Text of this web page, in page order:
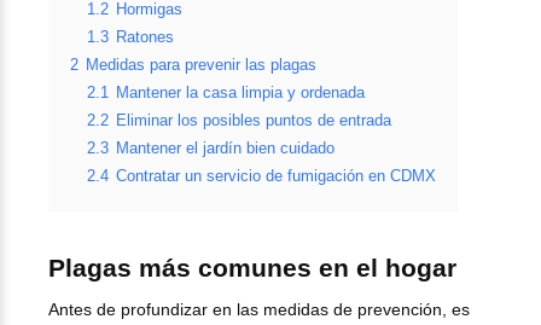
1.2 Hormigas
1.3 Ratones
2 Medidas para prevenir las plagas
2.1 Mantener la casa limpia y ordenada
2.2 Eliminar los posibles puntos de entrada
2.3 Mantener el jardín bien cuidado
2.4 Contratar un servicio de fumigación en CDMX
Plagas más comunes en el hogar
Antes de profundizar en las medidas de prevención, es